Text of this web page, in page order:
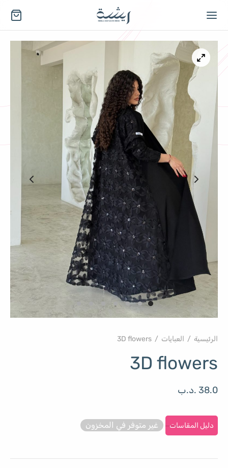
الرئيسية / العبايات /
3D flowers
38.0 .د.ب
دليل المقاسات غير متوفر في المخزون